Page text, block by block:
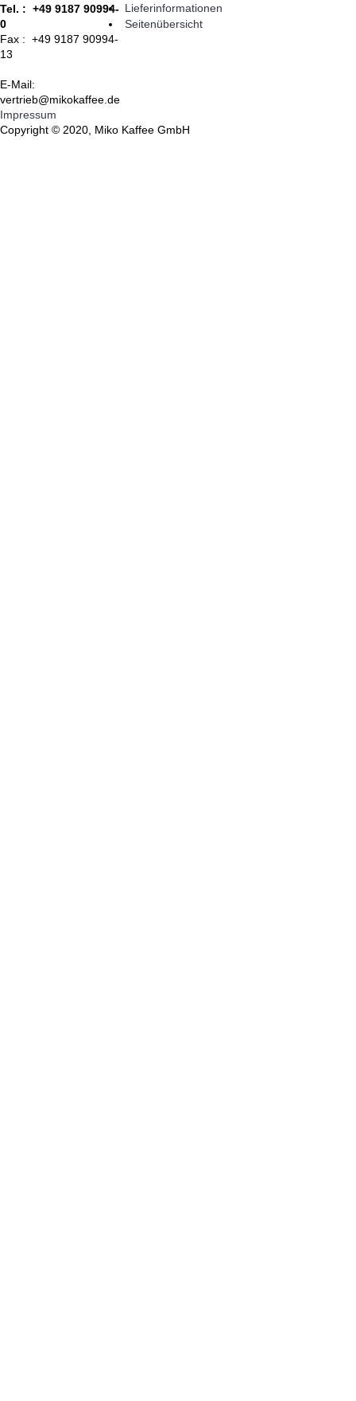
Tel. : +49 9187 90994-
0
Fax : +49 9187 90994-
13
E-Mail:
vertrieb@mikokaffee.de
Lieferinformationen
Seitenübersicht
Impressum
Copyright © 2020, Miko Kaffee GmbH